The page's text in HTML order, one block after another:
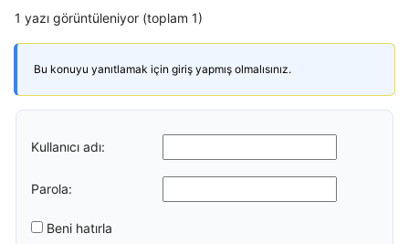
1 yazı görüntüleniyor (toplam 1)
Bu konuyu yanıtlamak için giriş yapmış olmalısınız.
Kullanıcı adı:
Parola:
Beni hatırla